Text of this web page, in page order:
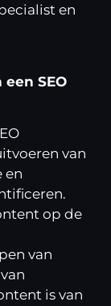
en
SEO
van
en
op de
van
is van